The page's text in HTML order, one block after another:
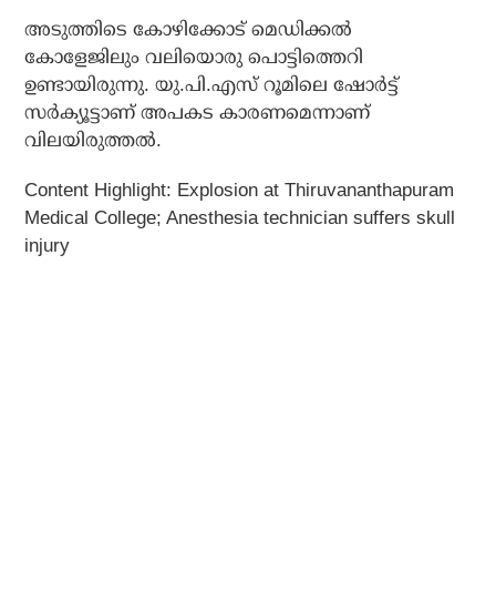
അടുത്തിടെ കോഴിക്കോട് മെഡിക്കല്‍
കോളേജിലും വലിയൊരു പൊട്ടിത്തെറി
ഉണ്ടായിരുന്നു. യു.പി.എസ് റൂമിലെ ഷോര്‍ട്ട്
സര്‍ക്യൂട്ടാണ് അപകട കാരണമെന്നാണ്
വിലയിരുത്തല്‍.
Content Highlight: Explosion at Thiruvananthapuram
Medical College; Anesthesia technician suffers skull
injury